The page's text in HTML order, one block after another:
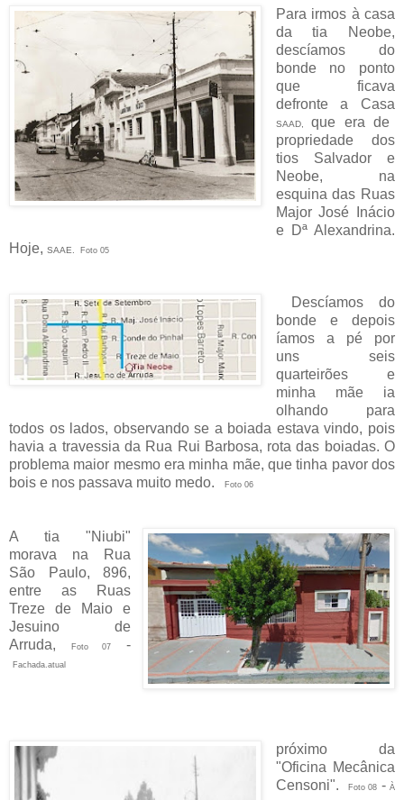
Para irmos à casa
da tia Neobe,
descíamos do
bonde no ponto
que ficava
defronte a Casa
SAAD,que era de
propriedade dos
tios Salvador e
Neobe, na
esquina das Ruas
Major José Inácio
e Dª Alexandrina.
Hoje, SAAE. Foto 05
Descíamos do
bonde e depois
íamos a pé por
uns seis
quarteirões e
minha mãe ia
olhando para
todos os lados, observando se a boiada estava vindo, pois
havia a travessia da Rua Rui Barbosa, rota das boiadas. O
problema maior mesmo era minha mãe, que tinha pavor dos
bois e nos passava muito medo.
Foto 06
A tia "Niubi"
morava na Rua
São Paulo, 896,
entre as Ruas
Treze de Maio e
Jesuino de
Arruda,
Foto 07 -
Fachada.atual
próximo da
"Oficina Mecânica
Censoni".
Foto 08 - À